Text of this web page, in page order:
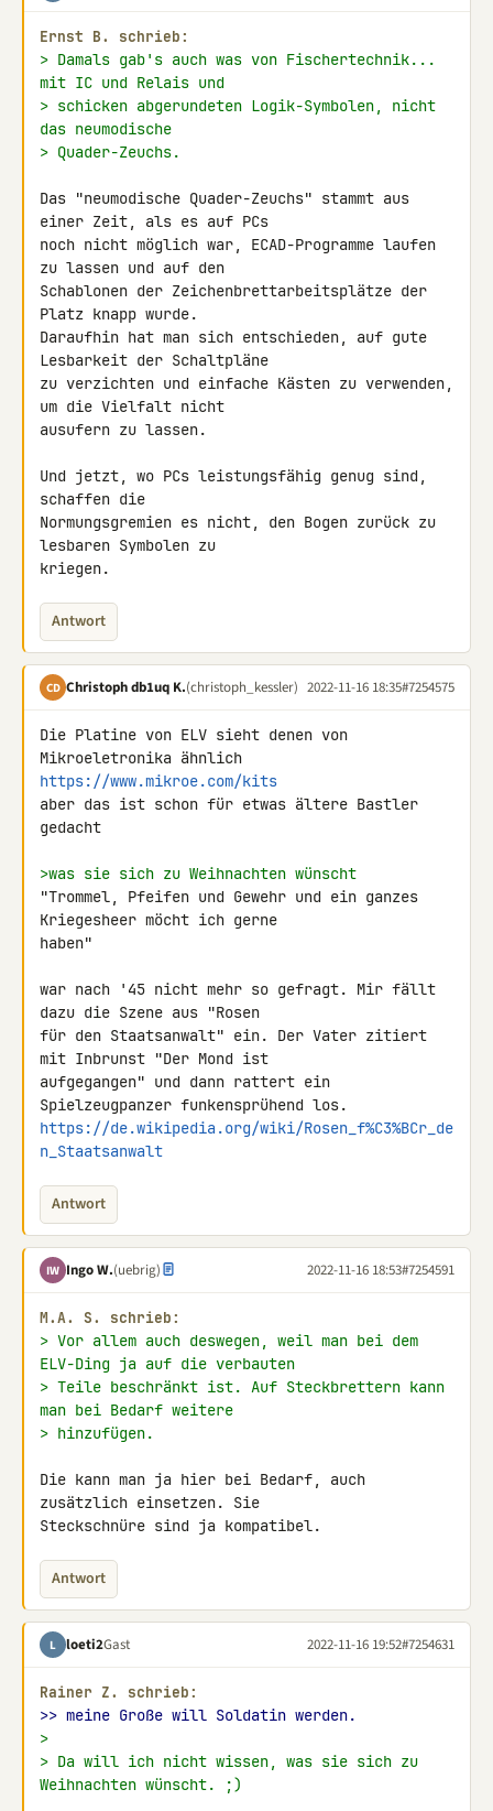
Εrnst B. schrieb:
> Damals gab's auch was von Fischertechnik...
mit IC und Relais und
> schicken abgerundeten Logik-Symbolen, nicht
das neumodische
> Quader-Zeuchs.
Das "neumodische Quader-Zeuchs" stammt aus
einer Zeit, als es auf PCs
noch nicht möglich war, ECAD-Programme laufen
zu lassen und auf den
Schablonen der Zeichenbrettarbeitsplätze der
Platz knapp wurde.
Daraufhin hat man sich entschieden, auf gute
Lesbarkeit der Schaltpläne
zu verzichten und einfache Kästen zu verwenden,
um die Vielfalt nicht
ausufern zu lassen.
Und jetzt, wo PCs leistungsfähig genug sind,
schaffen die
Normungsgremien es nicht, den Bogen zurück zu
lesbaren Symbolen zu
kriegen.
Antwort
CD Christoph db1uq K.(christoph_kessler) 2022-11-16 18:35#7254575
Die Platine von ELV sieht denen von
https://www.mikroe.com/kits
aber das ist schon für etwas ältere Bastler
gedacht
>was sie sich zu Weihnachten wünscht
"Trommel, Pfeifen und Gewehr und ein ganzes
Kriegesheer möcht ich gerne
haben"
war nach '45 nicht mehr so gefragt. Mir fällt
dazu die Szene aus "Rosen
für den Staatsanwalt" ein. Der Vater zitiert
mit Inbrunst "Der Mond ist
aufgegangen" und dann rattert ein
https://de.wikipedia.org/wiki/Rosen_f%C3%BCr_de
n_Staatsanwalt
Antwort
IW Ingo W.(uebrig) 2022-11-16 18:53#7254591
M.A. S. schrieb:
> Vor allem auch deswegen, weil man bei dem
ELV-Ding ja auf die verbauten
> Teile beschränkt ist. Auf Steckbrettern kann
man bei Bedarf weitere
> hinzufügen.
Die kann man ja hier bei Bedarf, auch
zusätzlich einsetzen. Sie
Steckschnüre sind ja kompatibel.
Antwort
L loeti2Gast 2022-11-16 19:52#7254631
Rainer Z. schrieb:
>> meine Große will Soldatin werden.
>
> Da will ich nicht wissen, was sie sich zu
Weihnachten wünscht. ;)